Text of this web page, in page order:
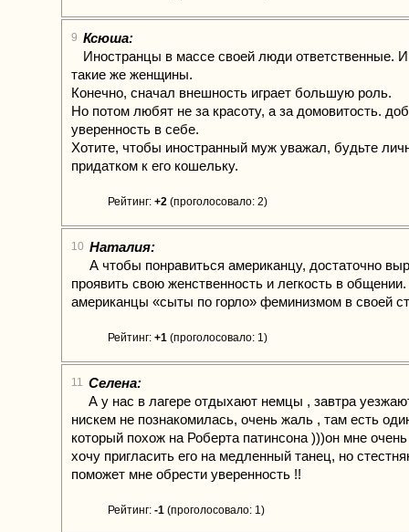
9 Ксюша:
Иностранцы в массе своей люди ответственные.
такие же женщины.
Конечно, сначал внешность играет большую роль.
Но потом любят не за красоту, а за домовитость.
уверенность в себе.
Хотите, чтобы иностранный муж уважал, будьте
придатком к его кошельку.
Рейтинг: +2 (проголосовало: 2)
10 Наталия:
А чтобы понравиться американцу, достаточно
проявить свою женственность и легкость в
американцы «сыты по горло» феминизмом в своей
Рейтинг: +1 (проголосовало: 1)
11 Селена:
А у нас в лагере отдыхают немцы , завтра
нискем не познакомилась, очень жаль , там есть
который похож на Роберта патинсона )))он мне
хочу пригласить его на медленный танец, но
поможет мне обрести уверенность !!
Рейтинг: -1 (проголосовало: 1)